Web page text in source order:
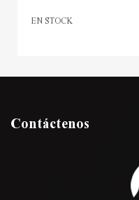
EN STOCK
Contáctenos